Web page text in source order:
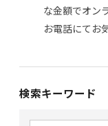
な金額でオン
お電話にてお
検索キーワード